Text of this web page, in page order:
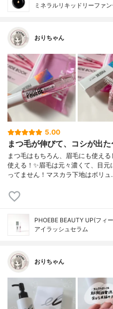
ミネラルリキッドリーファ
おりちゃん
5.00
まつ毛が伸びて、コシが出た
まつ毛はもちろん、眉毛にも使え
使える！✨眉毛は元々濃くて、目
ってません！マスカラ下地はボリ
PHOEBE BEAUTY UP(フィ
アイラッシュセラム
おりちゃん